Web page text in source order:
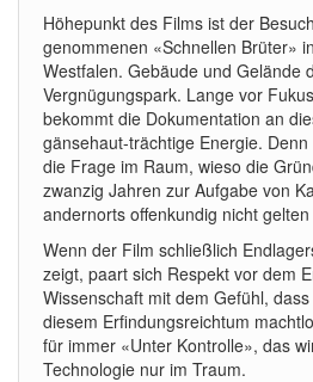
Höhepunkt des Films ist der
genommenen «Schnellen Brüter»
Westfalen. Gebäude und Gelände
Vergnügungspark. Lange vor
bekommt die Dokumentation an
gänsehaut-trächtige Energie.
die Frage im Raum, wieso die
zwanzig Jahren zur Aufgabe von
andernorts offenkundig nicht
Wenn der Film schließlich
zeigt, paart sich Respekt vor dem
Wissenschaft mit dem Gefühl,
diesem Erfindungsreichtum
für immer «Unter Kontrolle», das
Technologie nur im Traum.